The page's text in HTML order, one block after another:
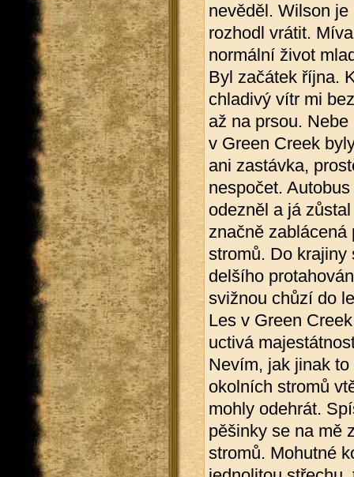
nevěděl. Wilson
rozhodl vrátit.
normální život
Byl začátek října.
chladivý vítr mi
až na prsou.
v Green Creek
ani zastávka,
nespočet.
odezněl a já
značně zablácená
stromů. Do krajiny
delšího
svižnou chůzí do
Les v Green
uctivá
Nevím, jak jinak
okolních stromů
mohly odehrát.
pěšinky se na mě
stromů. Mohutné